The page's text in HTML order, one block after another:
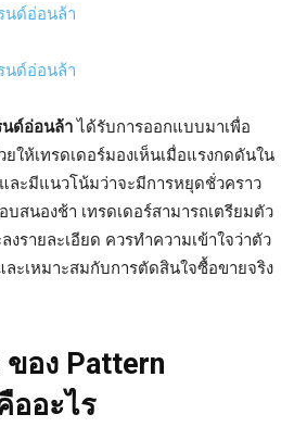
นด์อ่อนล้าได้รับการออกแบบมาเพื่อ
ให้เทรดเดอร์มองเห็นเมื่อแรงกดดันใน
ละมีแนวโน้มว่าจะมีการหยุดชั่วคราว
สนองช้า เทรดเดอร์สามารถเตรียมตัว
รายละเอียด ควรทำความเข้าใจว่าตัว
ละเหมาะสมกับการตัดสินใจซื้อขายจริง
อง Pattern
ออะไร